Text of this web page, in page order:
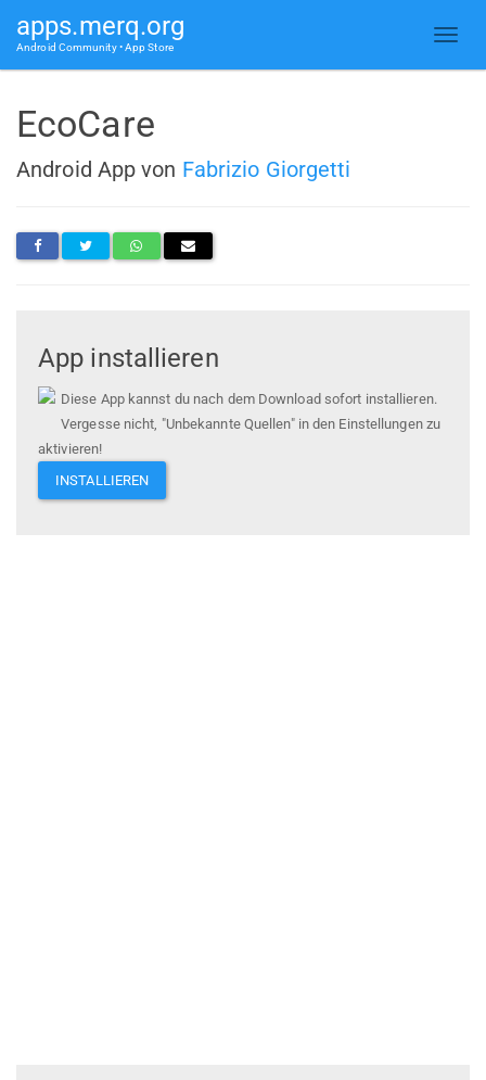
apps.merq.org
Android Community • App Store
EcoCare
Android App von Fabrizio Giorgetti
App installieren
Diese App kannst du nach dem Download sofort installieren.
Vergesse nicht, "Unbekannte Quellen" in den Einstellungen zu
aktivieren!
INSTALLIEREN